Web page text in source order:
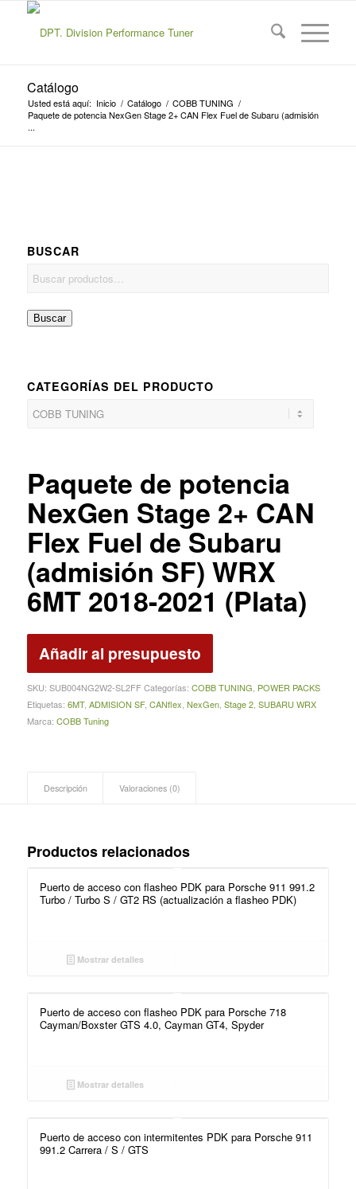
Catálogo
Usted está aquí: Inicio / Catálogo / COBB TUNING /
Paquete de potencia NexGen Stage 2+ CAN Flex Fuel de Subaru (admisión
...
BUSCAR
Buscar
CATEGORÍAS DEL PRODUCTO
Paquete de potencia
NexGen Stage 2+ CAN
Flex Fuel de Subaru
(admisión SF) WRX
6MT 2018-2021 (Plata)
Añadir al presupuesto
SKU: SUB004NG2W2-SL2FF Categorías: COBB TUNING POWER PACKS
Etiquetas: 6MT, ADMISION SF, CANflex NexGen, Stage 2, SUBARU WRX
Marca: COBB Tuning
Descripción Valoraciones (0)
Productos relacionados
Puerto de acceso con flasheo PDK para Porsche 911 991.2
Turbo / Turbo S / GT2 RS (actualización a flasheo PDK)
Mostrar detalles
Puerto de acceso con flasheo PDK para Porsche 718
Cayman/Boxster GTS 4.0, Cayman GT4, Spyder
Mostrar detalles
Puerto de acceso con intermitentes PDK para Porsche 911
991.2 Carrera / S / GTS